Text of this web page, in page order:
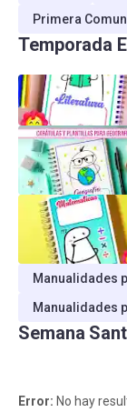
Primera
Temporada
Manualidades
Manualidades
Semana
Error: No hay